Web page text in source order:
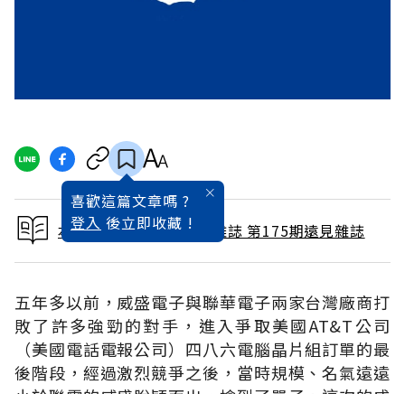
喜歡這篇文章嗎 ?
登入 後立即收藏 !
本文出自 2001 / 1月號雜誌 第175期遠見雜誌
五年多以前，威盛電子與聯華電子兩家台灣廠商打
敗了許多強勁的對手，進入爭取美國AT&T公司
（美國電話電報公司）四八六電腦晶片組訂單的最
後階段，經過激烈競爭之後，當時規模、名氣遠遠